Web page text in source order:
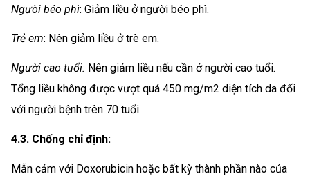
Ngưòi béo phì: Giảm liều ở người béo phì.
Trẻ em: Nên giảm liều ở trè em.
Người cao tuổi: Nên giảm liều nếu cần ở người cao tuổi.
Tổng liều không được vượt quá 450 mg/m2 diện tích da đối
với người bệnh trên 70 tuổi.
4.3. Chống chỉ định:
Mẫn cảm với Doxorubicin hoặc bất kỳ thành phần nào của